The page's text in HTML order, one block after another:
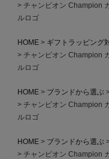
チャンピオン Champion
ルロゴ
HOME
ギフトラッピング
チャンピオン Champion
ルロゴ
HOME ブランドから選ぶ
チャンピオン Champion
ルロゴ
HOME ブランドから選ぶ
チャンピオン Champion